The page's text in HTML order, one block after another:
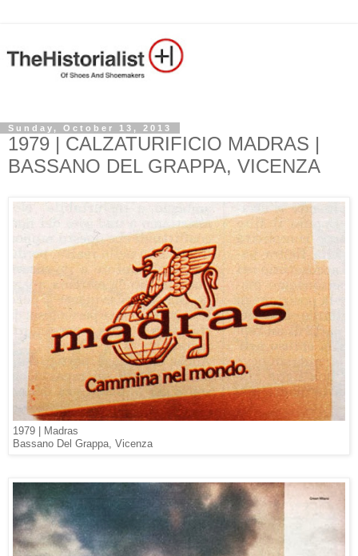
Sunday, October 13, 2013
1979 | CALZATURIFICIO MADRAS |
BASSANO DEL GRAPPA, VICENZA
1979 | Madras
Bassano Del Grappa, Vicenza